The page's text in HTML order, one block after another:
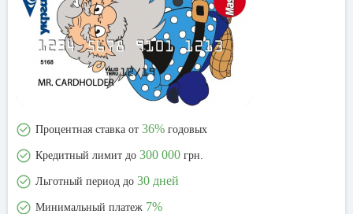
Процентная ставка от 36% годовых
Кредитный лимит до 300 000 грн.
Льготный период до 30 дней
Минимальный платеж 7%